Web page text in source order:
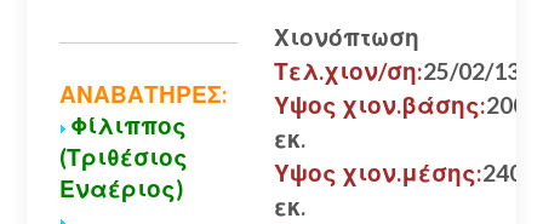
ΑΝΑΒΑΤΗΡΕΣ:
Φίλιππος
(Τριθέσιος
Εναέριος)
Χιονόπτωση
Τελ.χιον/ση:25/02/13
Υψος χιον.βάσης:200
εκ.
Υψος χιον.μέσης:240
εκ.